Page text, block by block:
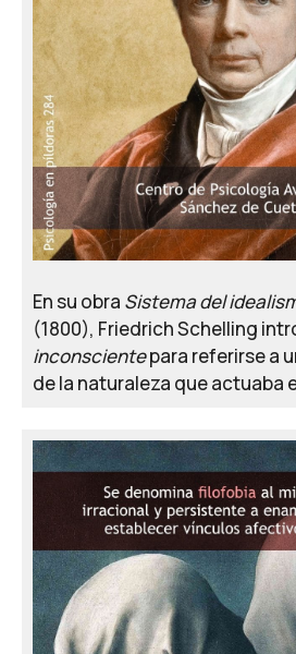
En su obra Sistema del
(1800), Friedrich Schelling
inconscientepara referirse a
de la naturaleza que actuaba